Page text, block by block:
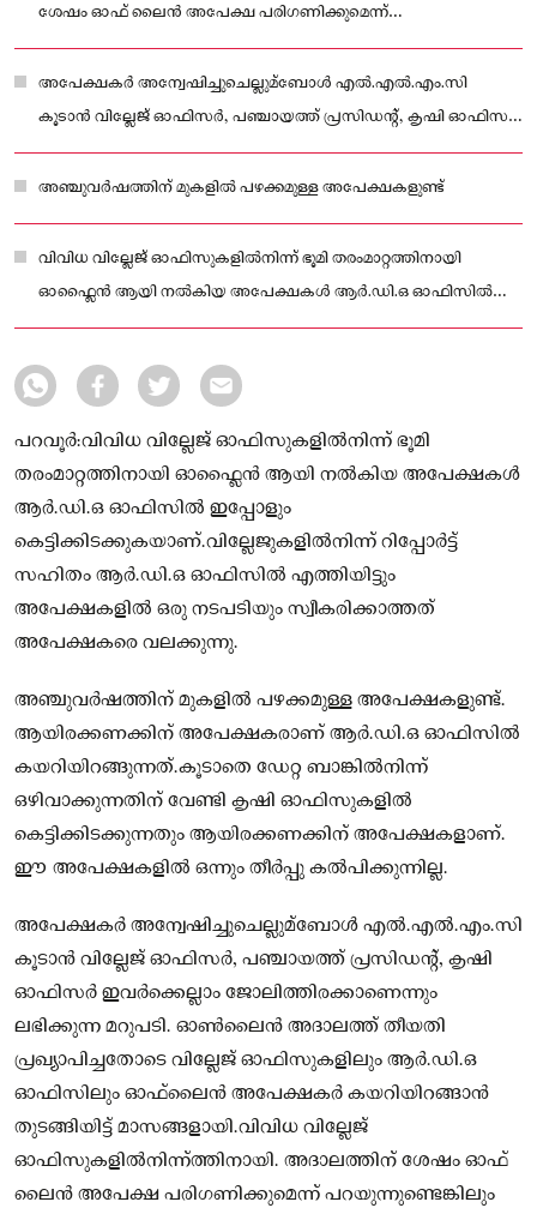
ശേഷം ഓഫ് ലൈൻ അപേക്ഷ പരിഗണിക്കുമെന്ന്
പറയുന്നുണ്ടെങ്കിലും അത് നടപ്പാക്കാൻ ഉദ്യോഗസ്ഥർ
തയാറാകുന്നില്ലെന്നാണ് പരാതി ഉയരുന്നത്
അപേക്ഷകർ അന്വേഷിച്ചുചെല്ലുമ്ബോള്‍ എല്‍.എല്‍.എം.സി
കൂടാൻ വില്ലേജ് ഓഫിസർ, പഞ്ചായത്ത് പ്രസിഡന്റ്, കൃഷി ഓഫിസർ
ഇവർക്കെല്ലാം ജോലിത്തിരക്കാണെന്നും ലഭിക്കുന്ന മറുപടി.
അഞ്ചുവർഷത്തിന് മുകളില്‍ പഴക്കമുള്ള അപേക്ഷകളുണ്ട്
വിവിധ വില്ലേജ് ഓഫിസുകളില്‍നിന്ന് ഭൂമി തരംമാറ്റത്തിനായി
ഓഫ്ലൈൻ ആയി നല്‍കിയ അപേക്ഷകള്‍ ആർ.ഡി.ഒ ഓഫിസില്‍
ഇപ്പോളും കെട്ടിക്കിടക്കുകയാണ്
പറവൂർ:വിവിധ വില്ലേജ് ഓഫിസുകളില്‍നിന്ന് ഭൂമി
തരംമാറ്റത്തിനായി ഓഫ്ലൈൻ ആയി നല്‍കിയ അപേക്ഷകള്‍
ആർ.ഡി.ഒ ഓഫിസില്‍ ഇപ്പോളും
കെട്ടിക്കിടക്കുകയാണ്.വില്ലേജുകളില്‍നിന്ന് റിപ്പോർട്ട്
സഹിതം ആർ.ഡി.ഒ ഓഫിസില്‍ എത്തിയിട്ടും
അപേക്ഷകളില്‍ ഒരു നടപടിയും സ്വീകരിക്കാത്തത്
അപേക്ഷകരെ വലക്കുന്നു.
അഞ്ചുവർഷത്തിന് മുകളില്‍ പഴക്കമുള്ള അപേക്ഷകളുണ്ട്.
ആയിരക്കണക്കിന് അപേക്ഷകരാണ് ആർ.ഡി.ഒ ഓഫിസില്‍
കയറിയിറങ്ങുന്നത്.കൂടാതെ ഡേറ്റ ബാങ്കില്‍നിന്ന്
ഒഴിവാക്കുന്നതിന് വേണ്ടി കൃഷി ഓഫിസുകളില്‍
കെട്ടിക്കിടക്കുന്നതും ആയിരക്കണക്കിന് അപേക്ഷകളാണ്.
ഈ അപേക്ഷകളില്‍ ഒന്നും തീർപ്പു കല്‍പിക്കുന്നില്ല.
അപേക്ഷകർ അന്വേഷിച്ചുചെല്ലുമ്ബോള്‍ എല്‍.എല്‍.എം.സി
കൂടാൻ വില്ലേജ് ഓഫിസർ, പഞ്ചായത്ത് പ്രസിഡന്റ്, കൃഷി
ഓഫിസർ ഇവർക്കെല്ലാം ജോലിത്തിരക്കാണെന്നും
ലഭിക്കുന്ന മറുപടി. ഓണ്‍ലൈൻ അദാലത്ത് തീയതി
പ്രഖ്യാപിച്ചതോടെ വില്ലേജ് ഓഫിസുകളിലും ആർ.ഡി.ഒ
ഓഫിസിലും ഓഫ്‌ലൈൻ അപേക്ഷകർ കയറിയിറങ്ങാൻ
തുടങ്ങിയിട്ട് മാസങ്ങളായി.വിവിധ വില്ലേജ്
ഓഫിസുകളില്‍നിന്ന്ത്തിനായി. അദാലത്തിന് ശേഷം ഓഫ്
ലൈൻ അപേക്ഷ പരിഗണിക്കുമെന്ന് പറയുന്നുണ്ടെങ്കിലും